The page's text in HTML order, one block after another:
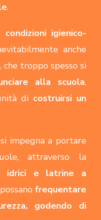
.
igienico-
anche
che troppo spesso si
alla scuola,
di costruirsi un
si impegna a portare
attraverso la
idrici e latrine a
frequentare
godendo di